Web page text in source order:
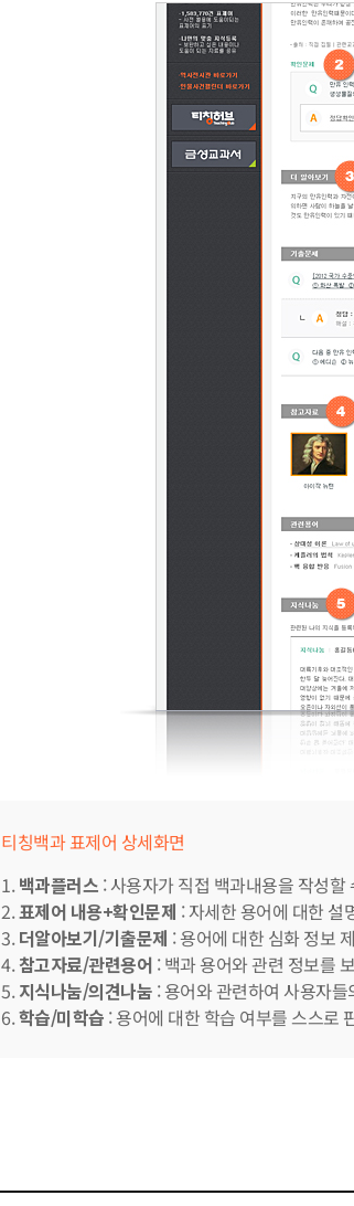
티칭백과 표제어 상세화면
1.백과플러스 : 사용자가 직접 백과내용을 작성
2.표제어 내용+확인문제 : 자세한 용어에 대한 설
3.더알아보기/기출문제 : 용어에 대한 심화 정보
4.참고자료/관련용어 : 백과 용어와 관련 정보를
5.지식나눔/의견나눔 : 용어와 관련하여 사용자
6.학습/미학습 : 용어에 대한 학습 여부를 스스로